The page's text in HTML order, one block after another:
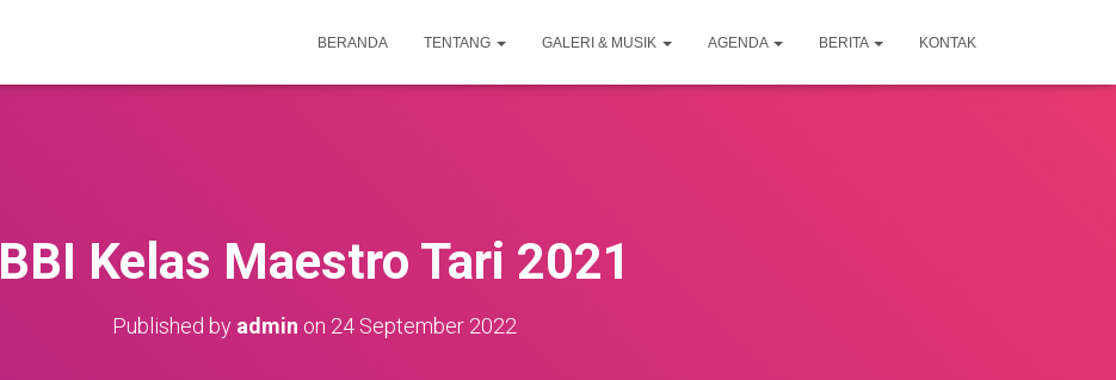
BERANDA TENTANG GALERI & MUSIK AGENDA BERITA KONTAK
BBI Kelas Maestro Tari 2021
Published by admin on 24 September 2022